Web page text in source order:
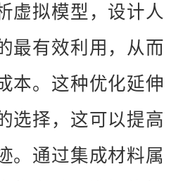
虚拟模型，设计人
最有效利用，从而
本。这种优化延伸
选择，这可以提高
。通过集成材料属